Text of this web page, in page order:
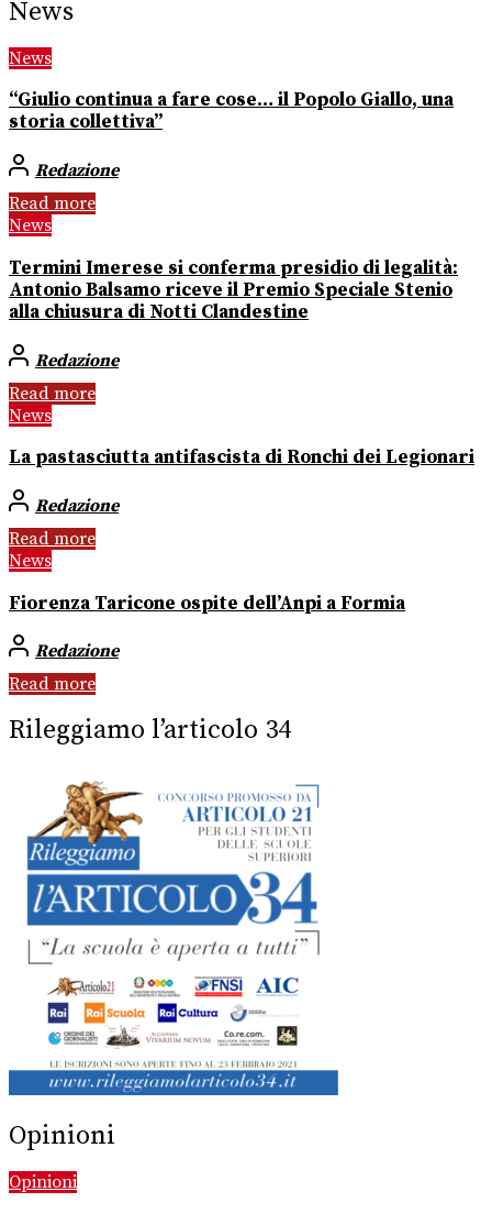
News
News
“Giulio continua a fare cose… il Popolo Giallo, una
storia collettiva”
Redazione
Read more
News
Termini Imerese si conferma presidio di legalità:
Antonio Balsamo riceve il Premio Speciale Stenio
alla chiusura di Notti Clandestine
Redazione
Read more
News
La pastasciutta antifascista di Ronchi dei Legionari
Redazione
Read more
News
Fiorenza Taricone ospite dell’Anpi a Formia
Redazione
Read more
Rileggiamo l’articolo 34
Opinioni
Opinioni